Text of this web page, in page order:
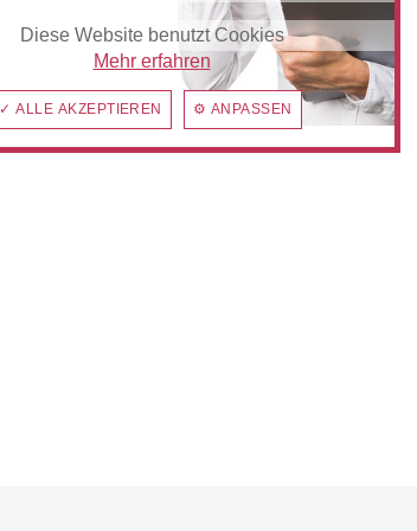
Diese Website benutzt Cookies
Mehr erfahren
✓ ALLE AKZEPTIEREN ⚙ ANPASSEN